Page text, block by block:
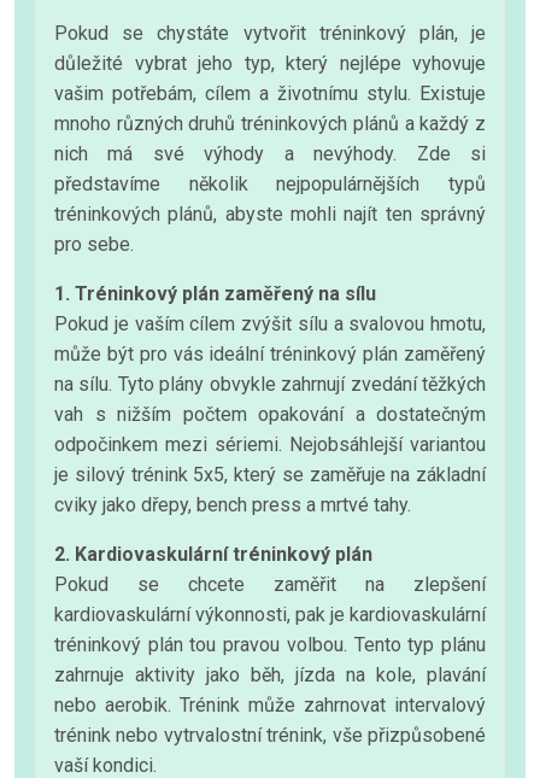
Pokud se chystáte vytvořit tréninkový plán, je
důležité vybrat jeho typ, který nejlépe vyhovuje
vašim potřebám, cílem a životnímu stylu. Existuje
mnoho různých druhů tréninkových plánů a každý z
nich má své výhody a nevýhody. Zde si
představíme několik nejpopulárnějších typů
tréninkových plánů, abyste mohli najít ten správný
pro sebe.
1. Tréninkový plán zaměřený na sílu
Pokud je vaším cílem zvýšit sílu a svalovou hmotu,
může být pro vás ideální tréninkový plán zaměřený
na sílu. Tyto plány obvykle zahrnují zvedání těžkých
vah s nižším počtem opakování a dostatečným
odpočinkem mezi sériemi. Nejobsáhlejší variantou
je silový trénink 5x5, který se zaměřuje na základní
cviky jako dřepy, bench press a mrtvé tahy.
2. Kardiovaskulární tréninkový plán
Pokud se chcete zaměřit na zlepšení
kardiovaskulární výkonnosti, pak je kardiovaskulární
tréninkový plán tou pravou volbou. Tento typ plánu
zahrnuje aktivity jako běh, jízda na kole, plavání
nebo aerobik. Trénink může zahrnovat intervalový
trénink nebo vytrvalostní trénink, vše přizpůsobené
vaší kondici.